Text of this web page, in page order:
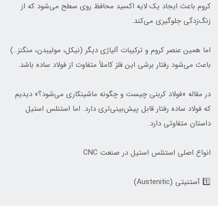
کروم باعث ایجاد یک لایه اکسید محافظ روی سطح می‌شود که از
زنگ‌زدگی جلوگیری می‌کند.
اما همین عنصر کروم و ترکیبات آلیاژی دیگر (نیکل، مولیبدن، منگنز…)
باعث می‌شود رفتار برشی این فلز کاملاً متفاوت از فولاد ساده باشد.
در مقاله «فولاد کربنی چیست و چگونه ماشینکاری می‌شود؟» دیدیم
که فولاد ساده رفتار قابل پیش‌بینی‌تری دارد. اما استنلس استیل
داستان متفاوتی دارد.
انواع اصلی استنلس استیل در صنعت CNC
1️⃣ آستنیتی (Austenitic)